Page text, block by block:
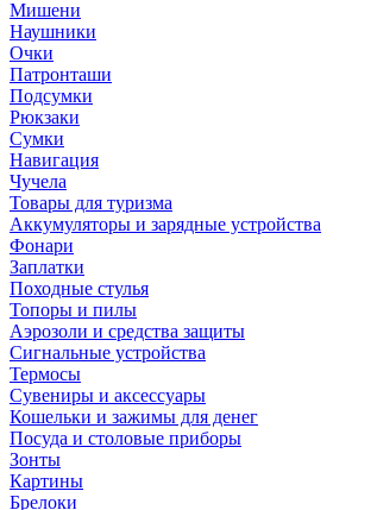
Мишени
Наушники
Очки
Патронташи
Подсумки
Рюкзаки
Сумки
Навигация
Чучела
Товары для туризма
Аккумуляторы и зарядные устройства
Фонари
Заплатки
Походные стулья
Топоры и пилы
Аэрозоли и средства защиты
Сигнальные устройства
Термосы
Сувениры и аксессуары
Кошельки и зажимы для денег
Посуда и столовые приборы
Зонты
Картины
Брелоки